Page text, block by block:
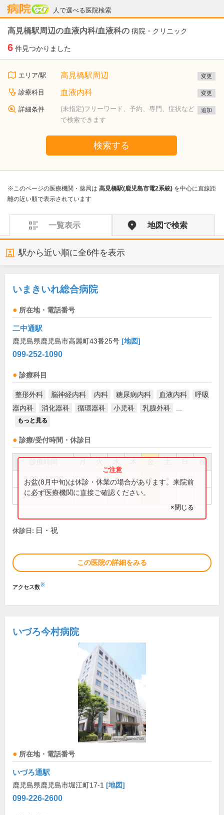
人で選べる医院検索
病院なび
高見橋駅周辺の血液内科/血液科の 病院・クリニック
6 件見つかりました
エリア/駅 高見橋駅周辺 変更
診療科目 血液内科 変更
詳細条件
(未指定)フリーワード、予約、専門、症状など
で検索できます
追加
検索する
※このページの医療機関・薬局は 高見橋駅(鹿児島市電2系統) を中心に直線距
離の近い順で表示されています
一覧表示 地図で検索
駅から近い順に全6件を表示
いまきいれ総合病院
所在地・電話番号
二中通駅
鹿児島県鹿児島市高麗町43番25号 [地図]
099-252-1090
診療科目
整形外科 脳神経内科 内科 糖尿病内科 血液内科
呼吸
器内科
消化器科 循環器科 小児科 乳腺外科
もっと見る
診療/受付時間・休診日
祝
9:00～12:30 ● ● ● ● ●
14:00～17:30 ●
お盆(8月中旬)は休診・休業の場合があります。来院前
に必ず医療機関に直接ご確認ください。
×閉じる
休診日: 日・祝
この医院の詳細をみる
アクセス数※
いづろ今村病院
所在地・電話番号
いづろ通駅
鹿児島県鹿児島市堀江町17-1 [地図]
099-226-2600